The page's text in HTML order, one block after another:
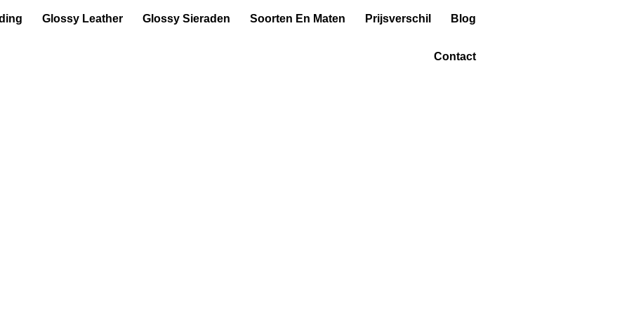
Glossy Leather Glossy Sieraden Soorten En Maten Prijsverschil Blog
Contact